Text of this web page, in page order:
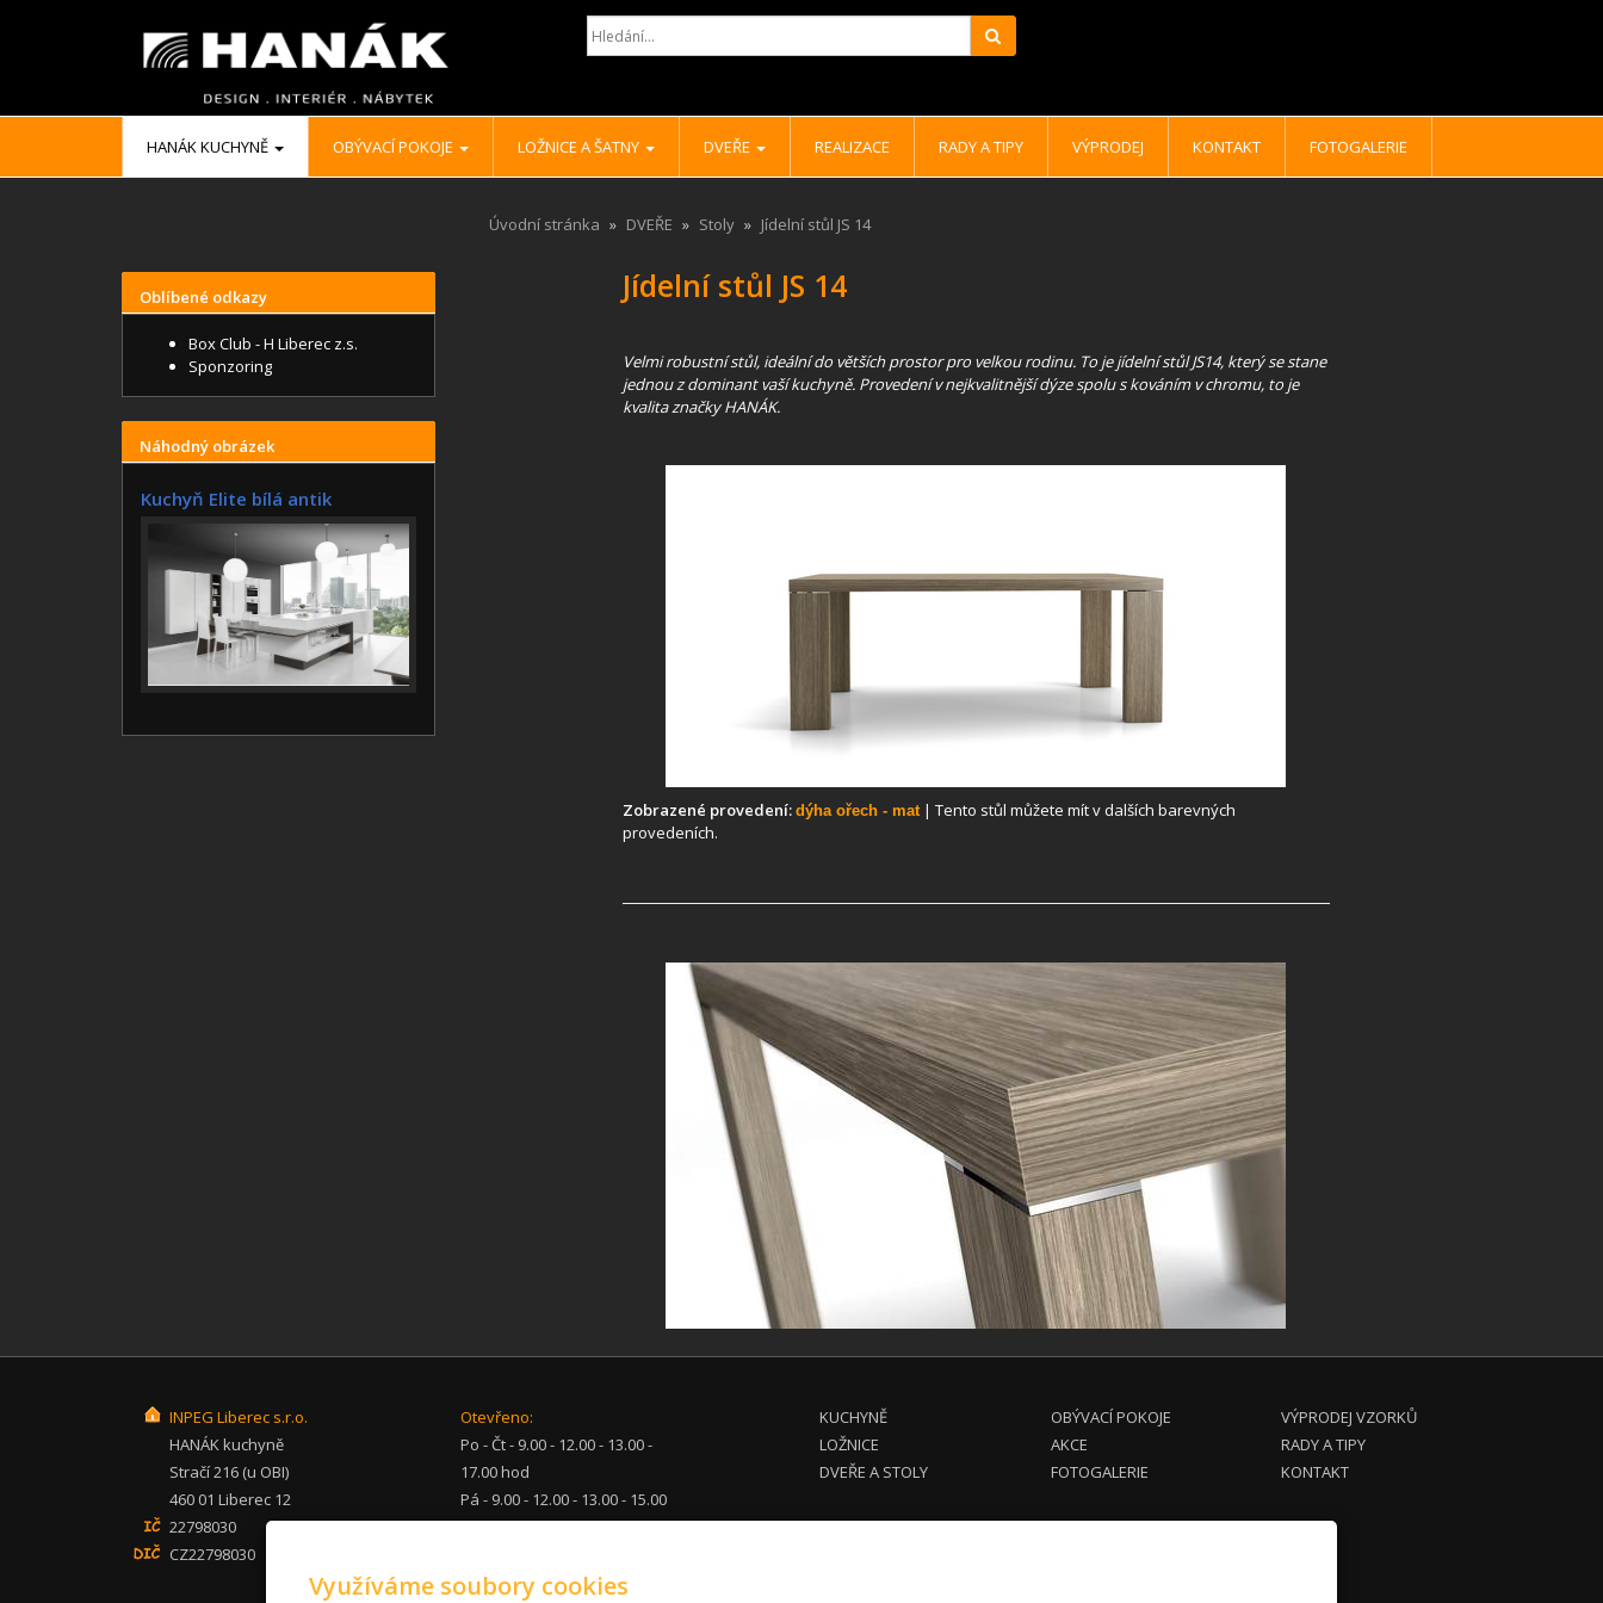
HANÁK KUCHYNĚ OBÝVACÍ POKOJE LOŽNICE A ŠATNY DVEŘE REALIZACE RADY A TIPY VÝPRODEJ KONTAKT FOTOGALERIE
Úvodní stránka DVEŘE Stoly Jídelní stůl JS 14
Jídelní stůl JS 14
Velmi robustní stůl, ideální do větších prostor pro velkou rodinu. To je jídelní stůl JS14, který se stane
jednou z dominant vaší kuchyně. Provedení v nejkvalitnější dýze spolu s kováním v chromu, to je
kvalita značky HANÁK.
Zobrazené provedení: dýha ořech - mat| Tento stůl můžete mít v dalších barevných
provedeních.
Oblíbené odkazy
Box Club - H Liberec z.s.
Sponzoring
Náhodný obrázek
Kuchyň Elite bílá antik
INPEG Liberec s.r.o.
HANÁK kuchyně
Stračí 216 (u OBI)
460 01 Liberec 12
22798030
CZ22798030
Otevřeno:
Po - Čt - 9.00 - 12.00 - 13.00 -
17.00 hod
Pá - 9.00 - 12.00 - 13.00 - 15.00
hod
inpeg@inpeg.cz
KUCHYNĚ
LOŽNICE
DVEŘE A STOLY
OBÝVACÍ POKOJE
AKCE
FOTOGALERIE
VÝPRODEJ VZORKŮ
RADY A TIPY
KONTAKT
Využíváme soubory cookies